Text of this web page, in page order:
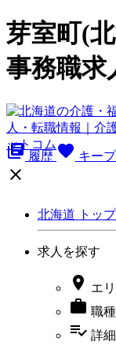
芽室町(
事務職求
library_books 履歴 favorite キープ

北海道 トップ
求人を探す
 エ
 職種
playlist_add_check 詳